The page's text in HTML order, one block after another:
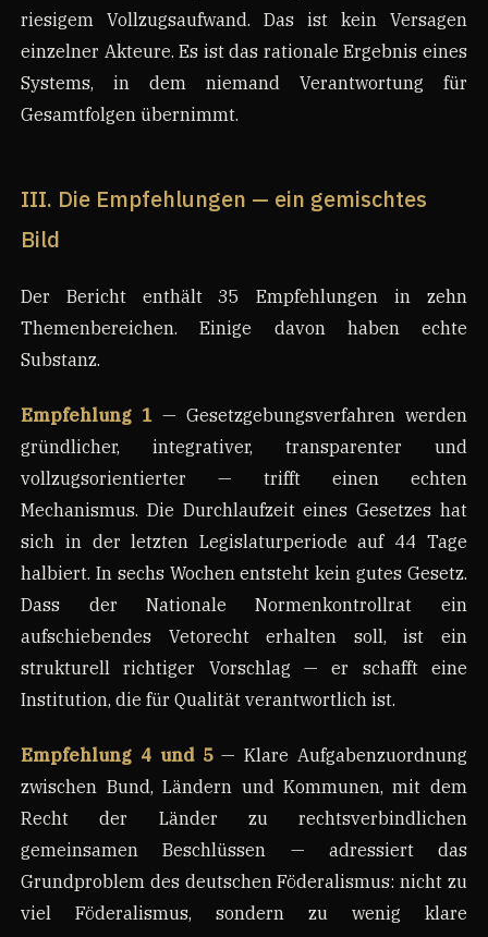
riesigem Vollzugsaufwand. Das ist kein Versagen
einzelner Akteure. Es ist das rationale Ergebnis eines
Systems, in dem niemand Verantwortung für
Gesamtfolgen übernimmt.
III. Die Empfehlungen — ein gemischtes
Bild
Der Bericht enthält 35 Empfehlungen in zehn
Themenbereichen. Einige davon haben echte
Substanz.
Empfehlung 1 — Gesetzgebungsverfahren werden
gründlicher, integrativer, transparenter und
vollzugsorientierter — trifft einen echten
Mechanismus. Die Durchlaufzeit eines Gesetzes hat
sich in der letzten Legislaturperiode auf 44 Tage
halbiert. In sechs Wochen entsteht kein gutes Gesetz.
Dass der Nationale Normenkontrollrat ein
aufschiebendes Vetorecht erhalten soll, ist ein
strukturell richtiger Vorschlag — er schafft eine
Institution, die für Qualität verantwortlich ist.
Empfehlung 4 und 5— Klare Aufgabenzuordnung
zwischen Bund, Ländern und Kommunen, mit dem
Recht der Länder zu rechtsverbindlichen
gemeinsamen Beschlüssen — adressiert das
Grundproblem des deutschen Föderalismus: nicht zu
viel Föderalismus, sondern zu wenig klare